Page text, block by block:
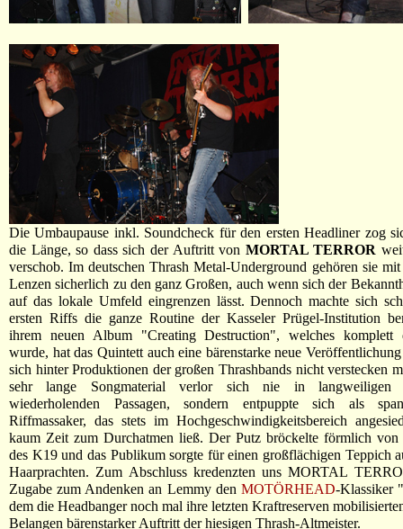
Die Umbaupause inkl. Soundcheck für den ersten Headliner zog
die Länge, so dass sich der Auftritt von MORTAL TERROR
verschob. Im deutschen Thrash Metal-Underground gehören sie
Lenzen sicherlich zu den ganz Großen, auch wenn sich der
auf das lokale Umfeld eingrenzen lässt. Dennoch machte sich
ersten Riffs die ganze Routine der Kasseler Prügel-Institution
ihrem neuen Album "Creating Destruction", welches komplett
wurde, hat das Quintett auch eine bärenstarke neue
sich hinter Produktionen der großen Thrashbands nicht verstecken
sehr lange Songmaterial verlor sich nie in langweiligen
wiederholenden Passagen, sondern entpuppte sich als
Riffmassaker, das stets im Hochgeschwindigkeitsbereich
kaum Zeit zum Durchatmen ließ. Der Putz bröckelte förmlich von
des K19 und das Publikum sorgte für einen großflächigen Teppich
Haarprachten. Zum Abschluss kredenzten uns MORTAL
Zugabe zum Andenken an Lemmy den MOTÖRHEAD-Klassiker
dem die Headbanger noch mal ihre letzten Kraftreserven
Belangen bärenstarker Auftritt der hiesigen Thrash-Altmeister.